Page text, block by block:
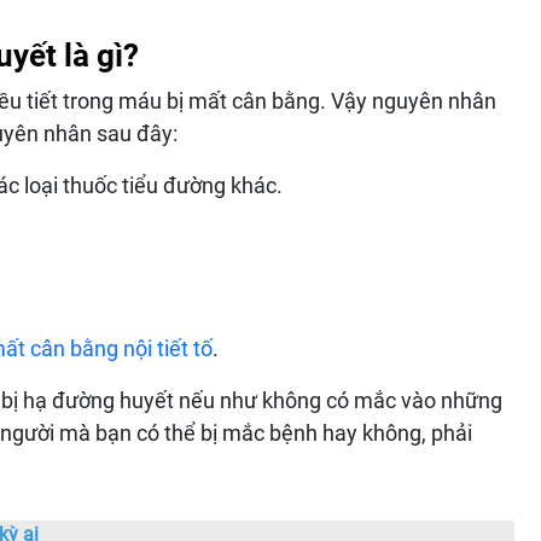
là gì?
tiết trong máu bị mất cân bằng. Vậy nguyên nhân
nhân sau đây:
loại thuốc tiểu đường khác.
cân bằng nội tiết tố.
hạ đường huyết nếu như không có mắc vào những
mà bạn có thể bị mắc bệnh hay không, phải
ai